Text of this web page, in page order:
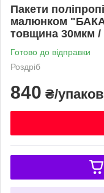
Пакети
малюнком
товщина 30мкм /
Готово до відправки
Роздріб
840 ₴/